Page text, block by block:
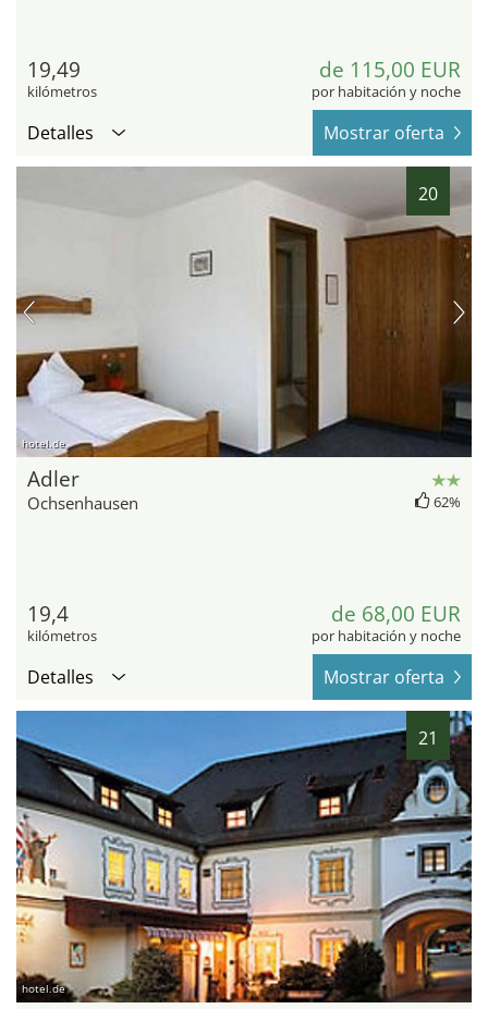
19,49
kilómetros
de 115,00 EUR
por habitación y noche
Detalles Mostrar oferta
20
hotel.de
Adler
Ochsenhausen 62%
19,4
kilómetros
de 68,00 EUR
por habitación y noche
Detalles Mostrar oferta
21
hotel.de